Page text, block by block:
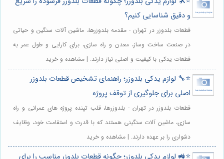
و دقیق شناسایی کنیم؟
قطعات بلدوزر در تهران - مقدمه بلدوزرها، ماشین آلات سنگین و حیاتی
در صنعت ساخت وساز، معدن و راه سازی، برای کارایی و طول عمر به
قطعات یدکی با کیفیت و اصلی نیاز دارند. | مشاهده و خرید
⭐️🔧 لوازم یدکی بلدوزر؛ راهنمای تشخیص قطعات بلدوزر
اصلی برای جلوگیری از توقف پروژه
قطعات بلدوزر در تهران - بلدوزرها، قلب تپنده پروژه های عمرانی و راه
سازی، ماشین آلات سنگینی هستند که با قدرت و استقامت خود، وظایف
دشواری را بر عهده دارند. | مشاهده و خرید